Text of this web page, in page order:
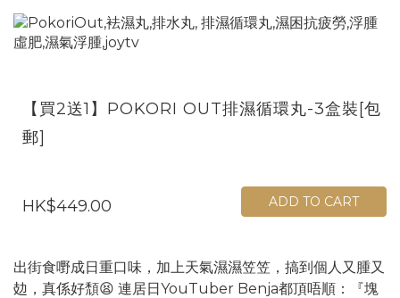
【買2送1】POKORI OUT排濕循環丸-3盒裝[包
郵]
HK$449.00 ADD TO CART
出街食嘢成日重口味，加上天氣濕濕笠笠，搞到個人又腫又
攰，真係好頹😫 連居日YouTuber Benja都頂唔順：『塊